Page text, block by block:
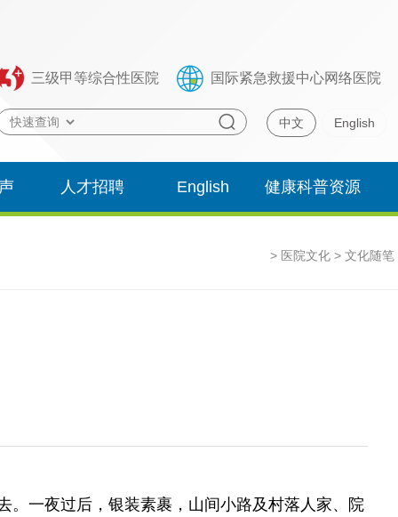
三级甲等综合性医院 国际紧急救援中心网络医院
English
中文
人才招聘 English 健康科普资源
> 医院文化 > 文化随笔
。一夜过后，银装素裹，山间小路及村落人家、院